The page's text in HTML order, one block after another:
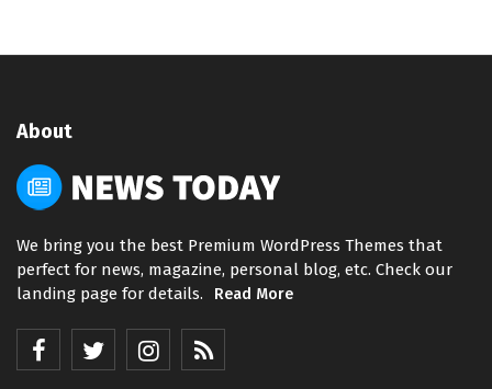
About
We bring you the best Premium WordPress Themes that
perfect for news, magazine, personal blog, etc. Check our
landing page for details.
Read More